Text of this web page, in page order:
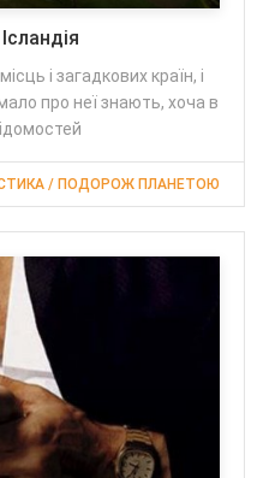
і загадкових країн, і
про неї знають, хоча в
/ ПОДОРОЖ ПЛАНЕТОЮ